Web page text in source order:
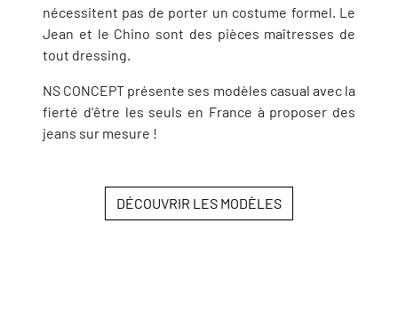
nécessitent pas de porter un costume formel. Le
Jean et le Chino sont des pièces maîtresses de
tout dressing.
NS CONCEPT présente ses modèles casual avec la
fierté d'être les seuls en France à proposer des
jeans sur mesure !
DÉCOUVRIR LES MODÈLES